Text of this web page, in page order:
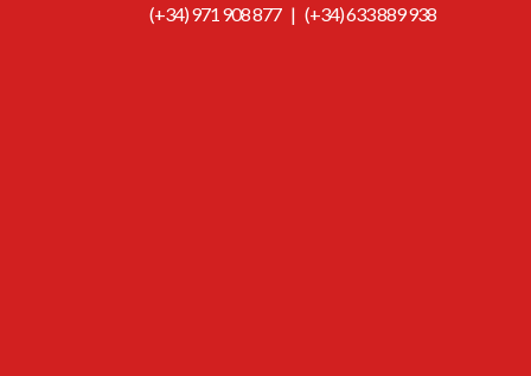
(+34) 971 908 877| (+34) 633 889 938